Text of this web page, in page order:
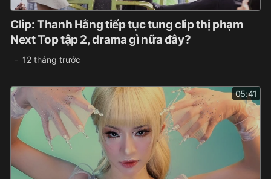
Clip: Thanh Hằng tiếp tục tung clip thị phạm
Next Top tập 2, drama gì nữa đây?
12 tháng trước
05:41